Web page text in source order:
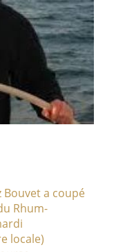
Bouvet a coupé
Rhum-
locale)